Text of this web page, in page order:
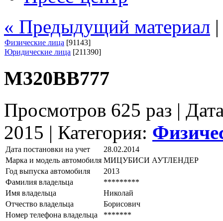
« Предыдущий материал
Физические лица [91143]
Юридические лица [211390]
М320ВВ777
Просмотров 625 раз |
2015 | Категория:
Дата постановки на учет
28.02.2014
Марка и модель автомобиля МИЦУБИСИ АУТЛЕНДЕР
Год выпуска автомобиля
2013
Фамилия владельца
*********
Имя владельца
Николай
Отчество владельца
Борисович
Номер телефона владельца
*******